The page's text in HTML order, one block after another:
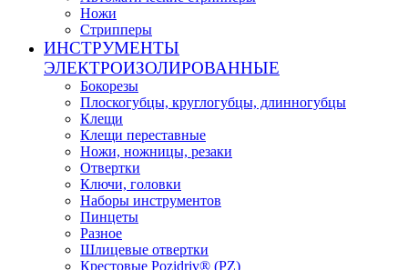
Ножи
Стрипперы
ИНСТРУМЕНТЫ
ЭЛЕКТРОИЗОЛИРОВАННЫЕ
Бокорезы
Плоскогубцы, круглогубцы, длинногубцы
Клещи
Клещи переставные
Ножи, ножницы, резаки
Отвертки
Ключи, головки
Наборы инструментов
Пинцеты
Разное
Шлицевые отвертки
Крестовые Pozidriv® (PZ)